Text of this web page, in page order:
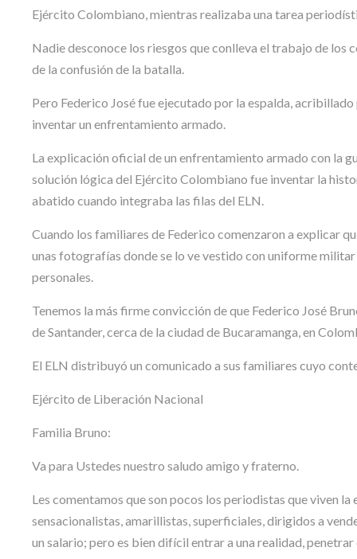
Ejército Colombiano, mientras realizaba una tarea
Nadie desconoce los riesgos que conlleva el trabajo de los
de la confusión de la batalla.
Pero Federico José fue ejecutado por la espalda,
inventar un enfrentamiento armado.
La explicación oficial de un enfrentamiento armado con la
solución lógica del Ejército Colombiano fue inventar la
abatido cuando integraba las filas del ELN.
Cuando los familiares de Federico comenzaron a explicar
unas fotografías donde se lo ve vestido con uniforme
personales.
Tenemos la más firme convicción de que Federico José
de Santander, cerca de la ciudad de Bucaramanga, en
El ELN distribuyó un comunicado a sus familiares cuyo
Ejército de Liberación Nacional
Familia Bruno:
Va para Ustedes nuestro saludo amigo y fraterno.
Les comentamos que son pocos los periodistas que viven
sensacionalistas, amarillistas, superficiales, dirigidos a
un salario; pero es bien difícil entrar a una realidad,